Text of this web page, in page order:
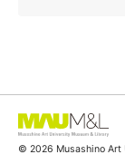
© 2026 Musashino Art